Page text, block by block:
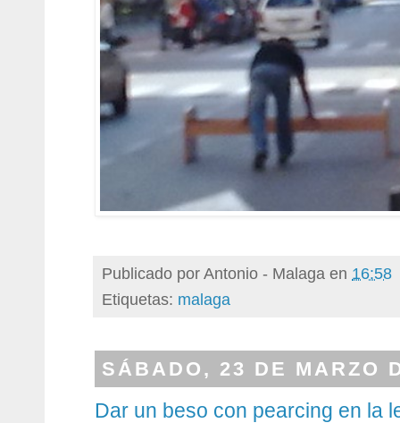
Publicado porAntonio - Malaga en 16:58
Etiquetas: malaga
SÁBADO, 23 DE MARZO
Dar un beso con pearcing en la